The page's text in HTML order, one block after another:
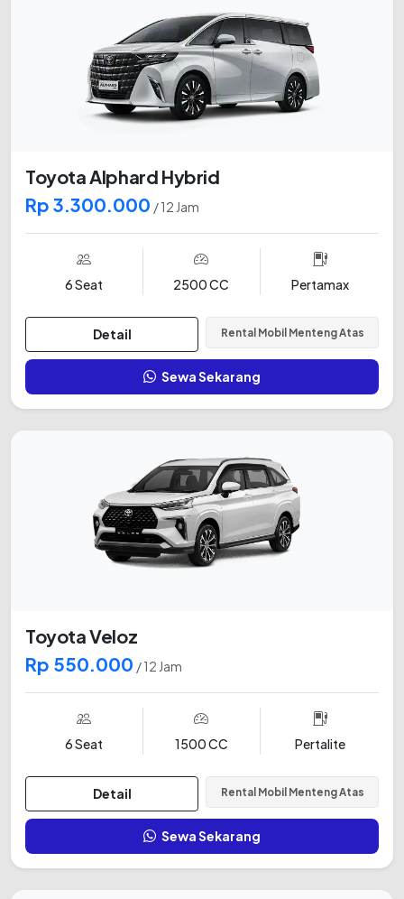
Toyota Alphard Hybrid
Rp 3.300.000 / 12 Jam
6 Seat 2500 CC Pertamax
Detail Rental Mobil Menteng Atas
Sewa Sekarang
Toyota Veloz
Rp 550.000 / 12 Jam
6 Seat 1500 CC Pertalite
Detail Rental Mobil Menteng Atas
Sewa Sekarang